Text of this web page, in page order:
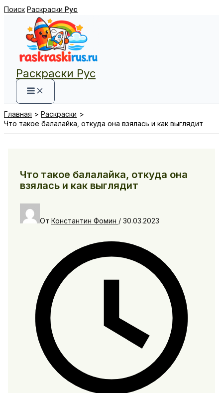
Перейти
содержимому
Поиск Раскраски Рус
Раскраски Рус
Главная
Раскраски
Что такое балалайка, откуда она взялась и как выглядит
Что такое балалайка, откуда она
взялась и как выглядит
От Константин Фомин / 30.03.2023